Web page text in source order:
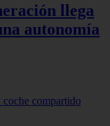
llega
autonomía